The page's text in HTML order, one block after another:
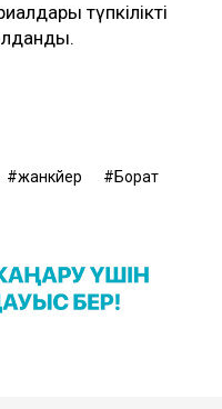
түпкілікті
жанкүйер Борат